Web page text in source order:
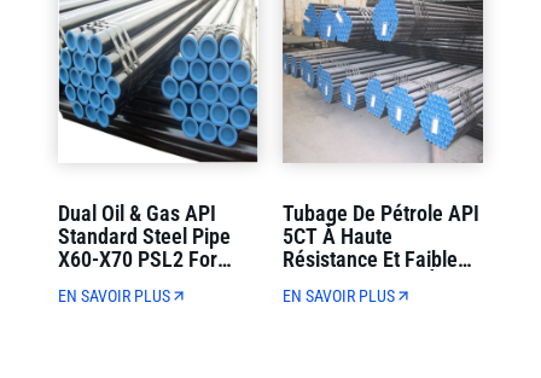
Dual Oil & Gas API
Standard Steel Pipe
X60-X70 PSL2 For
Transmission
EN SAVOIR PLUS
Tubage De Pétrole API
5CT À Haute
Résistance Et Faible
Paroi Pleine Pour Le
EN SAVOIR PLUS